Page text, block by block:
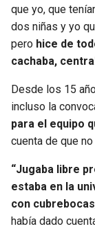
que yo, que
dos niñas y yo
pero hice de
cachaba,
Desde los 15
incluso la
para el equipo
cuenta de que
“Jugaba libre
estaba en la
con cubrebocas
había dado